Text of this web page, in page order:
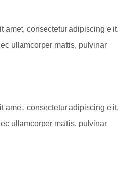
amet, consectetur adipiscing elit.
ullamcorper mattis, pulvinar
amet, consectetur adipiscing elit.
ullamcorper mattis, pulvinar